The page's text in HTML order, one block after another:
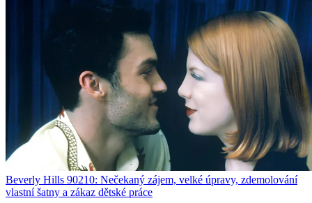
Beverly Hills 90210: Nečekaný zájem, velké úpravy, zdemolování
vlastní šatny a zákaz dětské práce